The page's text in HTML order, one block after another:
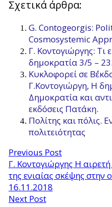
Σχετικά άρθρα:
G. Contogeorgis:
Cosmosystemic
Γ. Κοντογιώργης: Τι
δημοκρατία 3/5 –
Κυκλοφορεί σε
Γ.Κοντογιώργη, Η
Δημοκρατία και
εκδόσεις Πατάκη.
Πολίτης και πόλις.
πολιτειότητας
Previous Post
Γ. Κοντογιώργης Η
της ενιαίας σκέψης στην
16.11.2018
Next Post